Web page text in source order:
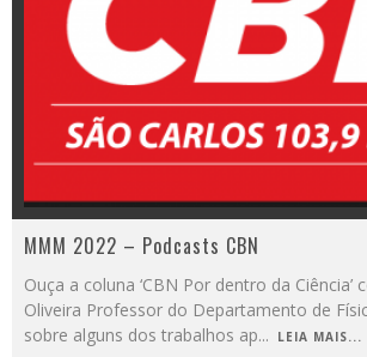
MMM 2022 – Podcasts CBN
Ouça a coluna ‘CBN Por dentro da Ciência’
Oliveira Professor do Departamento de
sobre alguns dos trabalhos ap... LEIA MAIS...